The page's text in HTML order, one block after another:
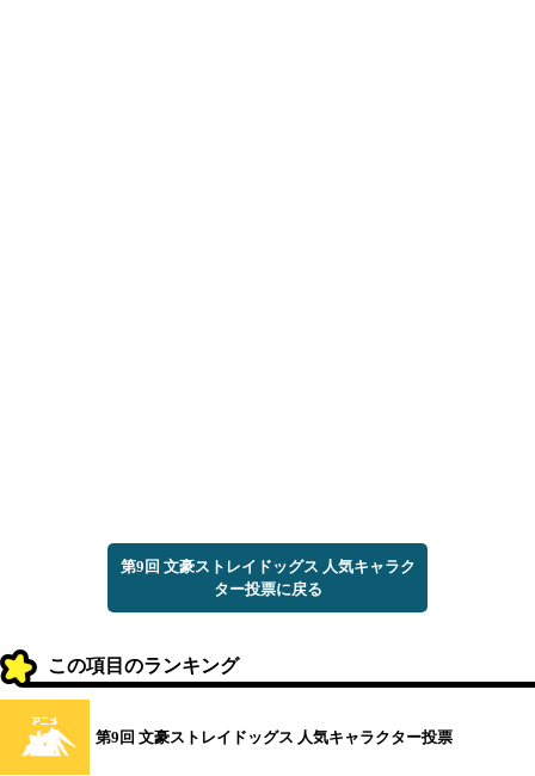
第9回 文豪ストレイドッグス 人気キャラク
ター投票に戻る
この項目のランキング
第9回 文豪ストレイドッグス 人気キャラクター投票